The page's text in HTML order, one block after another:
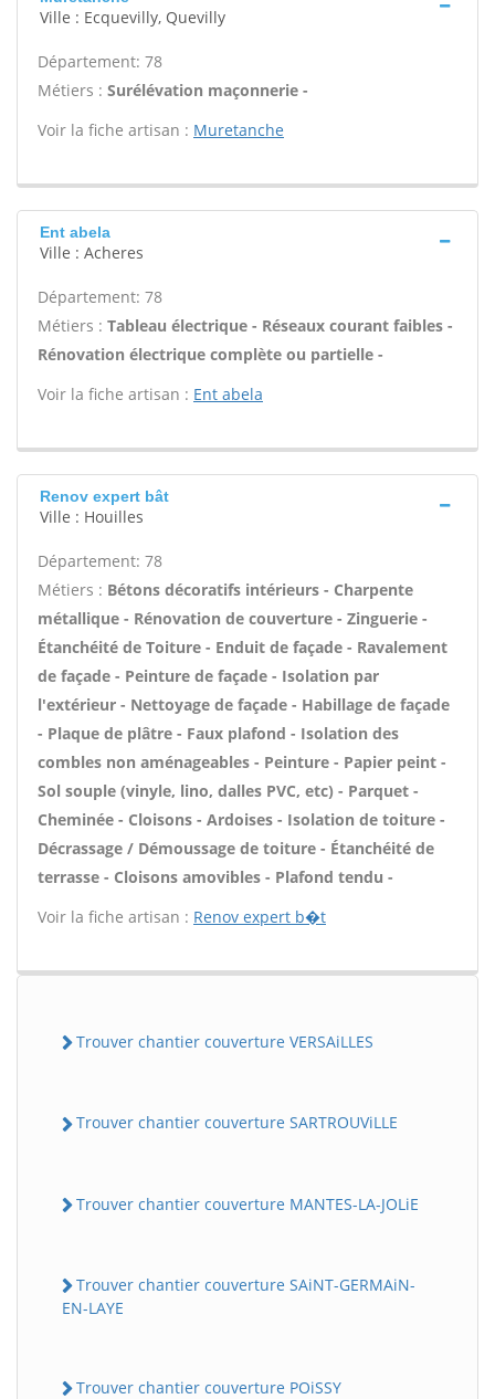
Ville : Ecquevilly, Quevilly
Département: 78
Métiers : Surélévation maçonnerie -
Voir la fiche artisan : Muretanche
Ent abela
Ville : Acheres
Département: 78
Métiers : Tableau électrique - Réseaux courant faibles -
Rénovation électrique complète ou partielle -
Voir la fiche artisan : Ent abela
Renov expert bât
Ville : Houilles
Département: 78
Métiers : Bétons décoratifs intérieurs - Charpente
métallique - Rénovation de couverture - Zinguerie -
Étanchéité de Toiture - Enduit de façade - Ravalement
de façade - Peinture de façade - Isolation par
l'extérieur - Nettoyage de façade - Habillage de façade
- Plaque de plâtre - Faux plafond - Isolation des
combles non aménageables - Peinture - Papier peint -
Sol souple (vinyle, lino, dalles PVC, etc) - Parquet -
Cheminée - Cloisons - Ardoises - Isolation de toiture -
Décrassage / Démoussage de toiture - Étanchéité de
terrasse - Cloisons amovibles - Plafond tendu -
Voir la fiche artisan : Renov expert b�t
Trouver chantier couverture VERSAiLLES
Trouver chantier couverture SARTROUViLLE
Trouver chantier couverture MANTES-LA-JOLiE
Trouver chantier couverture SAiNT-GERMAiN-
EN-LAYE
Trouver chantier couverture POiSSY